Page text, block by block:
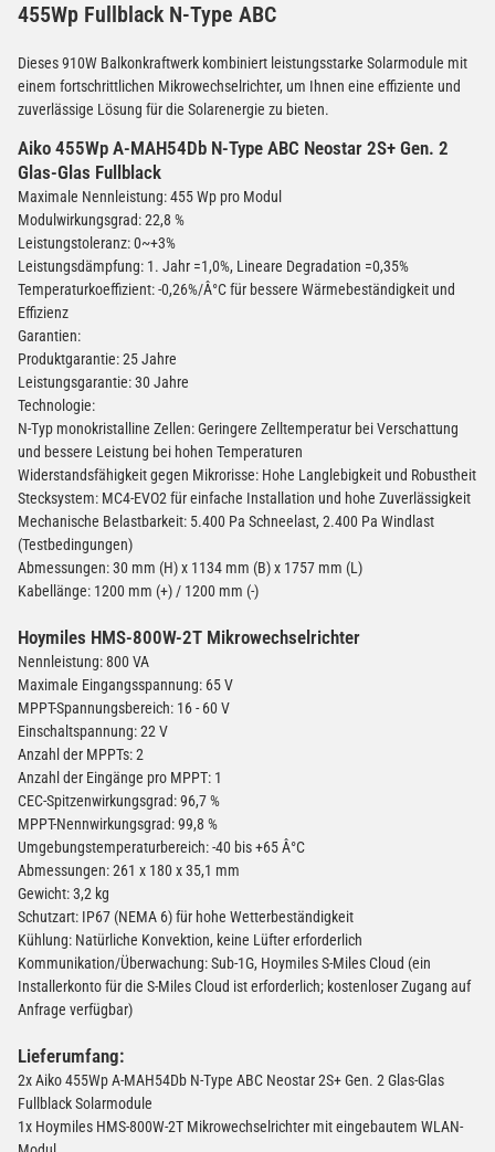
Verbatim Cool'n'Go AirJet Handventilator 4000mAh
Grau Lila
22,95 €
inkl. 19% USt. zzgl. Versand
(Gefahrgut UN3480 Versand
−
455Wp Fullblack N-Type ABC
Dieses 910W Balkonkraftwerk kombiniert leistungsstarke Solarmodule mit
einem fortschrittlichen Mikrowechselrichter, um Ihnen eine effiziente und
zuverlässige Lösung für die Solarenergie zu bieten.
Aiko 455Wp A-MAH54Db N-Type ABC Neostar 2S+ Gen. 2
Glas-Glas Fullblack
Maximale Nennleistung: 455 Wp pro Modul
Modulwirkungsgrad: 22,8 %
Leistungstoleranz: 0~+3%
Leistungsdämpfung: 1. Jahr =1,0%, Lineare Degradation =0,35%
Temperaturkoeffizient: -0,26%/Â°C für bessere Wärmebeständigkeit und
Effizienz
Garantien:
Produktgarantie: 25 Jahre
Leistungsgarantie: 30 Jahre
Technologie:
N-Typ monokristalline Zellen: Geringere Zelltemperatur bei Verschattung
und bessere Leistung bei hohen Temperaturen
Widerstandsfähigkeit gegen Mikrorisse: Hohe Langlebigkeit und Robustheit
Stecksystem: MC4-EVO2 für einfache Installation und hohe Zuverlässigkeit
Mechanische Belastbarkeit: 5.400 Pa Schneelast, 2.400 Pa Windlast
(Testbedingungen)
Abmessungen: 30 mm (H) x 1134 mm (B) x 1757 mm (L)
Kabellänge: 1200 mm (+) / 1200 mm (-)
Hoymiles HMS-800W-2T Mikrowechselrichter
Nennleistung: 800 VA
Maximale Eingangsspannung: 65 V
MPPT-Spannungsbereich: 16 - 60 V
Einschaltspannung: 22 V
Anzahl der MPPTs: 2
Anzahl der Eingänge pro MPPT: 1
CEC-Spitzenwirkungsgrad: 96,7 %
MPPT-Nennwirkungsgrad: 99,8 %
Umgebungstemperaturbereich: -40 bis +65 Â°C
Abmessungen: 261 x 180 x 35,1 mm
Gewicht: 3,2 kg
Schutzart: IP67 (NEMA 6) für hohe Wetterbeständigkeit
Kühlung: Natürliche Konvektion, keine Lüfter erforderlich
Kommunikation/Überwachung: Sub-1G, Hoymiles S-Miles Cloud (ein
Installerkonto für die S-Miles Cloud ist erforderlich; kostenloser Zugang auf
Anfrage verfügbar)
Lieferumfang:
2x Aiko 455Wp A-MAH54Db N-Type ABC Neostar 2S+ Gen. 2 Glas-Glas
Fullblack Solarmodule
1x Hoymiles HMS-800W-2T Mikrowechselrichter mit eingebautem WLAN-